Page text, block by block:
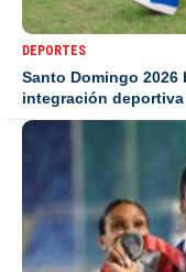
DEPORTES
Santo Domingo
integración